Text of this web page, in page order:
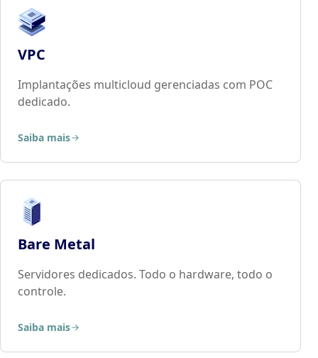
VPC
Implantações multicloud gerenciadas com POC
dedicado.
Saiba mais
Bare Metal
Servidores dedicados. Todo o hardware, todo o
controle.
Saiba mais